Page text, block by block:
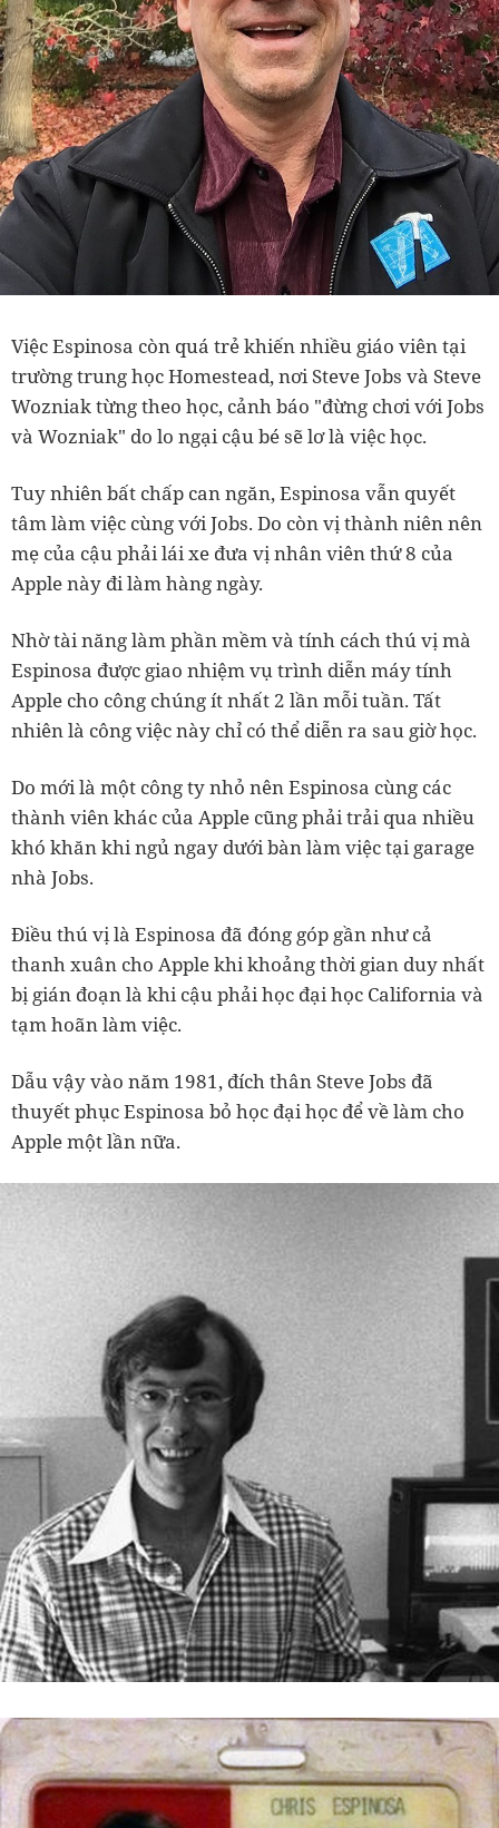
Việc Espinosa còn quá trẻ khiến nhiều giáo viên tại
trường trung học Homestead, nơi Steve Jobs và Steve
Wozniak từng theo học, cảnh báo "đừng chơi với Jobs
và Wozniak" do lo ngại cậu bé sẽ lơ là việc học.
Tuy nhiên bất chấp can ngăn, Espinosa vẫn quyết
tâm làm việc cùng với Jobs. Do còn vị thành niên nên
mẹ của cậu phải lái xe đưa vị nhân viên thứ 8 của
Apple này đi làm hàng ngày.
Nhờ tài năng làm phần mềm và tính cách thú vị mà
Espinosa được giao nhiệm vụ trình diễn máy tính
Apple cho công chúng ít nhất 2 lần mỗi tuần. Tất
nhiên là công việc này chỉ có thể diễn ra sau giờ học.
Do mới là một công ty nhỏ nên Espinosa cùng các
thành viên khác của Apple cũng phải trải qua nhiều
khó khăn khi ngủ ngay dưới bàn làm việc tại garage
nhà Jobs.
Điều thú vị là Espinosa đã đóng góp gần như cả
thanh xuân cho Apple khi khoảng thời gian duy nhất
bị gián đoạn là khi cậu phải học đại học California và
tạm hoãn làm việc.
Dẫu vậy vào năm 1981, đích thân Steve Jobs đã
thuyết phục Espinosa bỏ học đại học để về làm cho
Apple một lần nữa.